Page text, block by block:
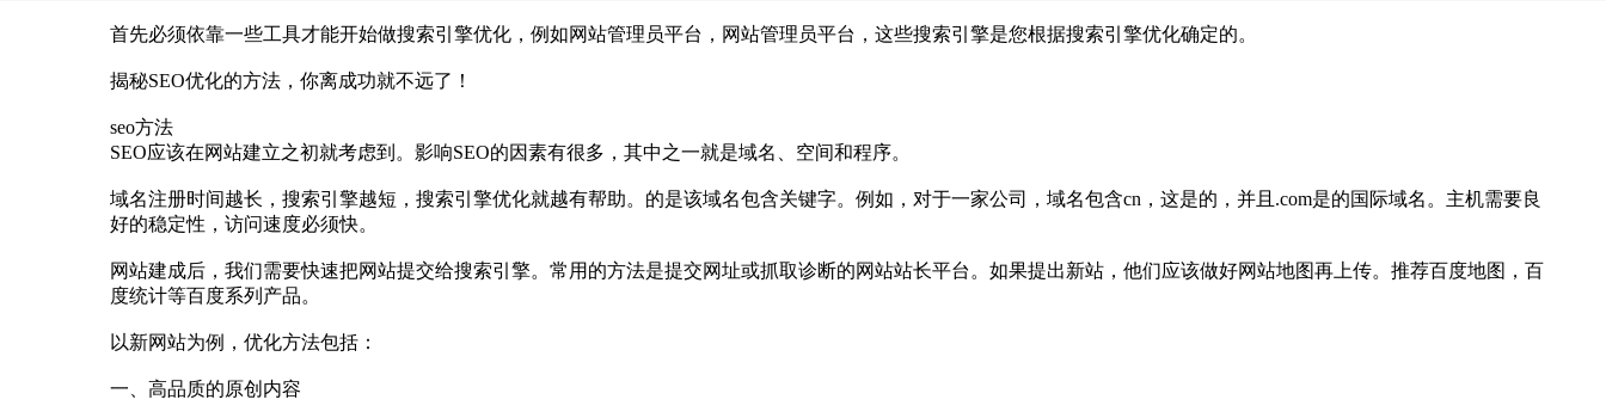
首先必须依靠一些工具才能开始做搜索引擎优化，例如网站管理员平台，网站管理员平台，这些搜索引擎是您根据搜索引擎优化确定的。
揭秘SEO优化的方法，你离成功就不远了！
seo方法
SEO应该在网站建立之初就考虑到。影响SEO的因素有很多，其中之一就是域名、空间和程序。
域名注册时间越长，搜索引擎越短，搜索引擎优化就越有帮助。的是该域名包含关键字。例如，对于一家公司，域名包含cn，这是的，并且.com是的国际域名。主机需要良
好的稳定性，访问速度必须快。
网站建成后，我们需要快速把网站提交给搜索引擎。常用的方法是提交网址或抓取诊断的网站站长平台。如果提出新站，他们应该做好网站地图再上传。推荐百度地图，百
度统计等百度系列产品。
以新网站为例，优化方法包括：
一、高品质的原创内容